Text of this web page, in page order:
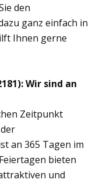
den
ganz einfach in
Ihnen gerne
Wir sind an
Zeitpunkt
an 365 Tagen im
bieten
und